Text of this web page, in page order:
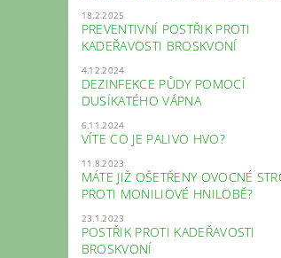
18.2.2025
PREVENTIVNÍ POSTŘIK PROTI
KADEŘAVOSTI BROSKVONÍ
4.12.2024
DEZINFEKCE PŮDY POMOCÍ
DUSÍKATÉHO VÁPNA
6.11.2024
VÍTE CO JE PALIVO HVO?
11.8.2023
MÁTE JIŽ OŠETŘENY OVOCNÉ
PROTI MONILIOVÉ HNILOBĚ?
23.1.2023
POSTŘIK PROTI KADEŘAVOSTI
BROSKVONÍ